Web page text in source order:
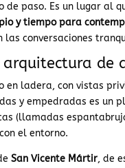
de paso. Es un lugar al
y tiempo para
las conversaciones
arquitectura de
en ladera, con vistas
y empedradas es un
(llamadas
el entorno.
San Vicente Mártir, de